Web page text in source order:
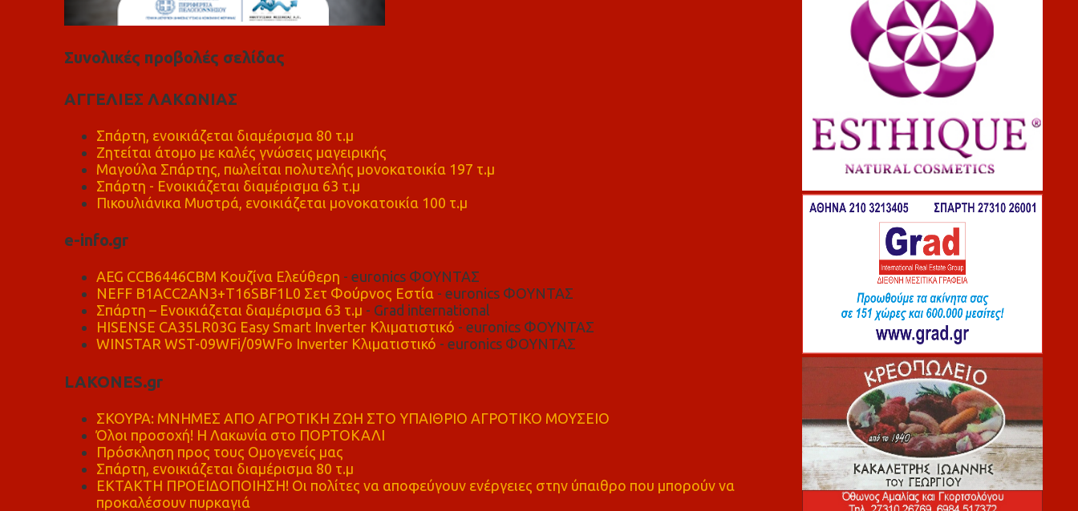
Συνολικές προβολές σελίδας
ΑΓΓΕΛΙΕΣ ΛΑΚΩΝΙΑΣ
Σπάρτη, ενοικιάζεται διαμέρισμα 80 τ.μ
Ζητείται άτομο με καλές γνώσεις μαγειρικής
Μαγούλα Σπάρτης, πωλείται πολυτελής μονοκατοικία 197 τ.μ
Σπάρτη - Ενοικιάζεται διαμέρισμα 63 τ.μ
Πικουλιάνικα Μυστρά, ενοικιάζεται μονοκατοικία 100 τ.μ
e-info.gr
AEG CCB6446CBM Κουζίνα Ελεύθερη - euronics ΦΟΥΝΤΑΣ
NEFF B1ACC2AN3+T16SBF1L0 Σετ Φούρνος Εστία- euronics ΦΟΥΝΤΑΣ
Σπάρτη – Ενοικιάζεται διαμέρισμα 63 τ.μ - Grad international
HISENSE CA35LR03G Easy Smart Inverter Κλιματιστικό - euronics ΦΟΥΝΤΑΣ
WINSTAR WST-09WFi/09WFo Inverter Κλιματιστικό - euronics ΦΟΥΝΤΑΣ
LAKONES.gr
ΣΚΟΥΡΑ: ΜΝΗΜΕΣ ΑΠΟ ΑΓΡΟΤΙΚΗ ΖΩΗ ΣΤΟ ΥΠΑΙΘΡΙΟ ΑΓΡΟΤΙΚΟ ΜΟΥΣΕΙΟ
Όλοι προσοχή! Η Λακωνία στο ΠΟΡΤΟΚΑΛΙ
Πρόσκληση προς τους Ομογενείς μας
Σπάρτη, ενοικιάζεται διαμέρισμα 80 τ.μ
ΕΚΤΑΚΤΗ ΠΡΟΕΙΔΟΠΟΙΗΣΗ! Οι πολίτες να αποφεύγουν ενέργειες στην ύπαιθρο που μπορούν να
προκαλέσουν πυρκαγιά